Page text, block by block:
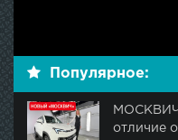
Популярное:
отличие